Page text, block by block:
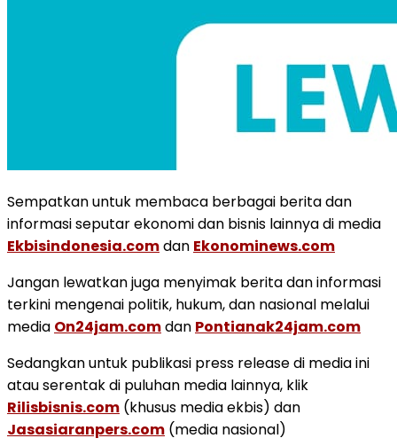
Sempatkan untuk membaca berbagai berita dan
informasi seputar ekonomi dan bisnis lainnya di media
Ekbisindonesia.comdan Ekonominews.com
Jangan lewatkan juga menyimak berita dan informasi
terkini mengenai politik, hukum, dan nasional melalui
media On24jam.comdan Pontianak24jam.com
Sedangkan untuk publikasi press release di media ini
atau serentak di puluhan media lainnya, klik
Rilisbisnis.com (khusus media ekbis) dan
Jasasiaranpers.com (media nasional)